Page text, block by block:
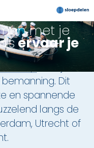
met je
ervaar je
Dit
en spannende
langs de
Utrecht of